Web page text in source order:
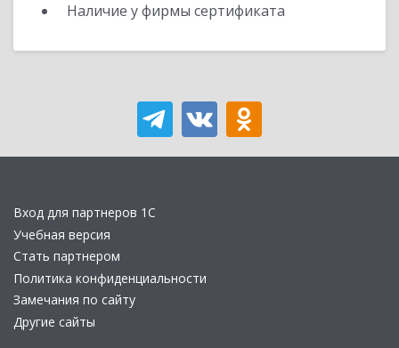
Наличие у фирмы сертификата
Вход для партнеров 1С
Учебная версия
Стать партнером
Политика конфиденциальности
Замечания по сайту
Другие сайты